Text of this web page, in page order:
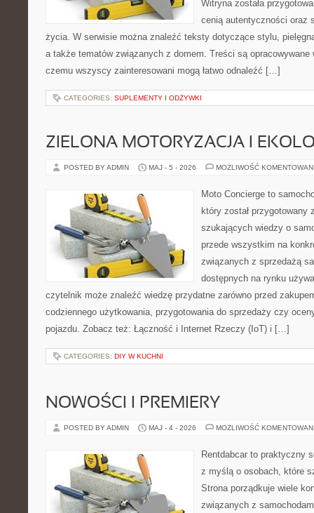
Witryna została
cenią autentyczności oraz
życia. W serwisie można znaleźć teksty dotyczące stylu,
a także tematów związanych z domem. Treści są
czemu wszyscy zainteresowani mogą łatwo odnaleźć […]
CATEGORIES: SUPLEMENTY I ODŻYWKI
ZIELONA MOTORYZACJA I
POSTED BY ADMIN MAJ - 5 - 2026 MOŻLIWOŚĆ
Moto Concierge to
który został przygotowany
szukających wiedzy o
przede wszystkim na
związanych z sprzedażą
dostępnych na rynku
czytelnik może znaleźć wiedzę przydatne zarówno przed
codziennego użytkowania, przygotowania do sprzedaży czy
pojazdu. Zobacz też: Łączność i Internet Rzeczy (IoT) i […]
CATEGORIES: DIY W KUCHNI
NOWOŚCI I PREMIERY
POSTED BY ADMIN MAJ - 4 - 2026 MOŻLIWOŚĆ
Rentdabcar to praktyczny
z myślą o osobach, które
Strona porządkuje wiele
związanych z